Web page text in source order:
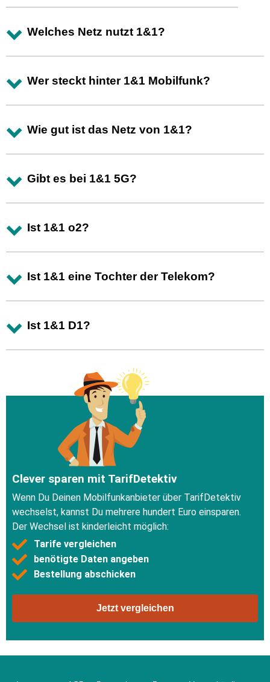
Welches Netz nutzt 1&1?
Wer steckt hinter 1&1 Mobilfunk?
Wie gut ist das Netz von 1&1?
Gibt es bei 1&1 5G?
Ist 1&1 o2?
Ist 1&1 eine Tochter der Telekom?
Ist 1&1 D1?
Clever sparen mit TarifDetektiv
Wenn Du Deinen Mobilfunkanbieter über TarifDetektiv
wechselst, kannst Du mehrere hundert Euro einsparen.
Der Wechsel ist kinderleicht möglich:
Tarife vergleichen
benötigte Daten angeben
Bestellung abschicken
Jetzt vergleichen